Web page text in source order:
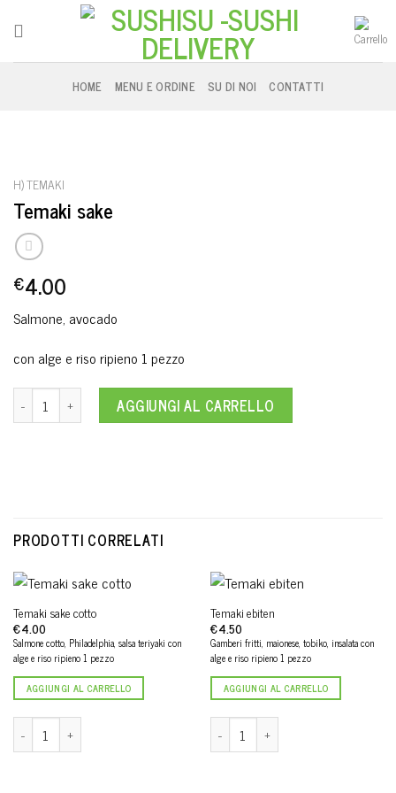
HOME MENU E ORDINE SU DI NOI CONTATTI
H) TEMAKI
Temaki sake
€4.00
Salmone, avocado
con alge e riso ripieno 1 pezzo
Temaki sake quantitàAGGIUNGI AL CARRELLO
PRODOTTI CORRELATI
Temaki sake cotto
€4.00
Salmone cotto, Philadelphia, salsa teriyaki con
alge e riso ripieno 1 pezzo
AGGIUNGI AL CARRELLO
Temaki sake cotto quantità
Temaki ebiten
€4.50
Gamberi fritti, maionese, tobiko, insalata con
alge e riso ripieno 1 pezzo
AGGIUNGI AL CARRELLO
Temaki ebiten quantità